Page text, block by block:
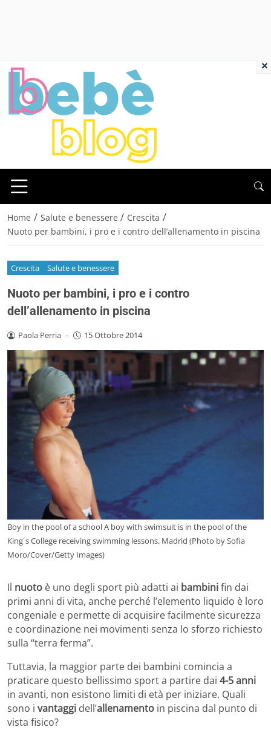
Home / Salute e benessere / Crescita /
Nuoto per bambini, i pro e i contro dell’allenamento in piscina
Crescita Salute e benessere
Nuoto per bambini, i pro e i contro
dell’allenamento in piscina
Paola Perria - 15 Ottobre 2014
Boy in the pool of a school A boy with swimsuit is in the pool of the
King´s College receiving swimming lessons. Madrid (Photo by Sofia
Moro/Cover/Getty Images)
Il nuoto è uno degli sport più adatti ai bambinifin dai
primi anni di vita, anche perché l’elemento liquido è loro
congeniale e permette di acquisire facilmente sicurezza
e coordinazione nei movimenti senza lo sforzo richiesto
sulla “terra ferma”.
Tuttavia, la maggior parte dei bambini comincia a
praticare questo bellissimo sport a partire dai 4-5 anni
in avanti, non esistono limiti di età per iniziare. Quali
sono i vantaggi dell’allenamento in piscina dal punto di
vista fisico?
×